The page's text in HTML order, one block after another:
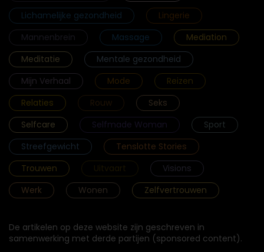
Lichamelijke gezondheid
Lingerie
Mannenbrein
Massage
Mediation
Meditatie
Mentale gezondheid
Mijn Verhaal
Mode
Reizen
Relaties
Rouw
Seks
Selfcare
Selfmade Woman
Sport
Streefgewicht
Tenslotte Stories
Trouwen
Uitvaart
Visions
Werk
Wonen Zelfvertrouwen
De artikelen op deze website zijn geschreven in
samenwerking met derde partijen (sponsored content).